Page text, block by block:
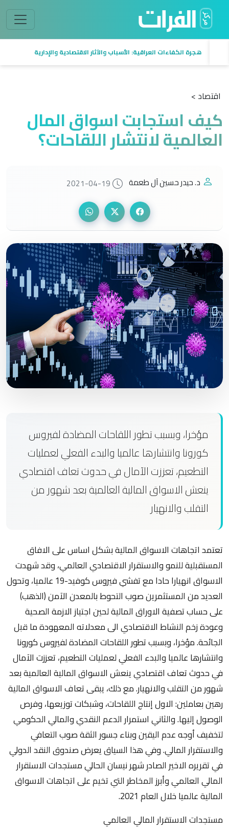
هجرة الكفاءات العراقية: الأسباب والآثار الاقتصادية والإدارية
اقتصاد >
كيف استجابت اسواق المال
العالمية لانتشار اللقاحات؟
د. حيدر حسين آل طعمة 2021-04-19
مؤخرا، وبسبب تطور اللقاحات المضادة لفيروس
كورونا وانتشارها عالميا والبدء الفعلي لعمليات
التطعيم، تعززت الآمال في حدوث تعاف اقتصادي
ينعش الاسواق المالية العالمية بعد شهور من
التقلب والانهيار
تعتمد اتجاهات الاسواق المالية بشكل اساس على الافاق
المستقبلية للنمو والاستقرار الاقتصادي العالمي، وقد شهدت
الاسواق انهيارا حادا مع تفشي فيروس كوفيد-19 عالميا، وتحول
العديد من المستثمرين صوب التحوط بالمعدن الآمن (الذهب)
على حساب تصفية الاوراق المالية لحين اجتياز الازمة الصحية
وعودة زخم النشاط الاقتصادي الى معدلاته المعهودة ما قبل
الجائحة. مؤخرا، وبسبب تطور اللقاحات المضادة لفيروس كورونا
وانتشارها عالميا والبدء الفعلي لعمليات التطعيم، تعززت الآمال
في حدوث تعاف اقتصادي ينعش الاسواق المالية العالمية بعد
شهور من التقلب والانهيار. مع ذلك، يبقى تعاف الاسواق المالية
رهين بعاملين: الاول إنتاج اللقاحات، وشبكات توزيعها، وفرص
الوصول إليها. والثاني استمرار الدعم النقدي والمالي الحكومي
لتخفيف أوجه عدم اليقين وبناء جسور الثقة صوب التعافي
والاستقرار المالي. وفي هذا السياق يعرض صندوق النقد الدولي
في تقريره الاخير الصادر شهر نيسان الحالي مستجدات الاستقرار
المالي العالمي وأبرز المخاطر التي تخيم على اتجاهات الاسواق
المالية عالميا خلال العام 2021.
مستجدات الاستقرار المالي العالمي